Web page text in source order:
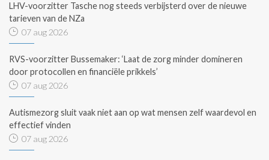
LHV-voorzitter Tasche nog steeds verbijsterd over de nieuwe
tarieven van de NZa
07 aug 2026
RVS-voorzitter Bussemaker: ‘Laat de zorg minder domineren
door protocollen en financiële prikkels’
07 aug 2026
Autismezorg sluit vaak niet aan op wat mensen zelf waardevol en
effectief vinden
07 aug 2026